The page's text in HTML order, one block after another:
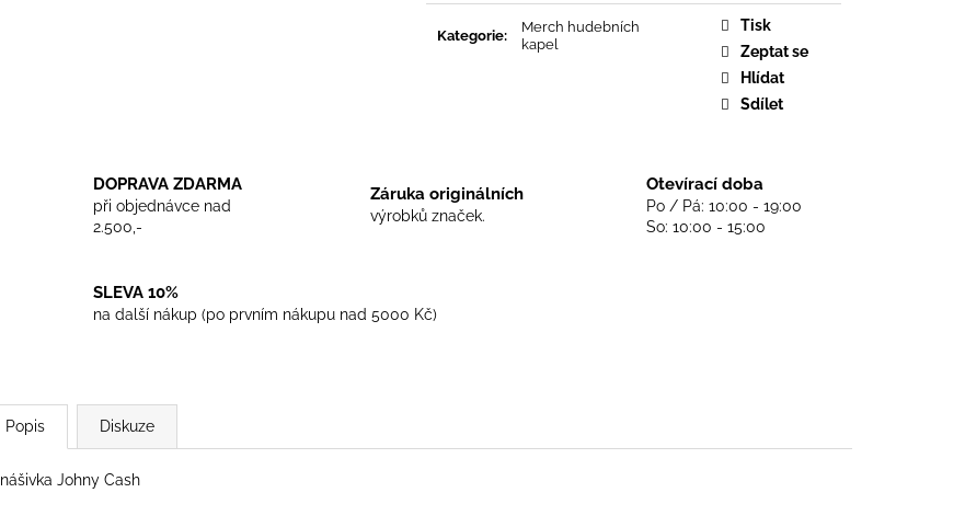
Kategorie:
Merch hudebních
kapel
Tisk
Zeptat se
Hlídat
Sdílet
DOPRAVA ZDARMA
při objednávce nad
2.500,-
Záruka originálních
výrobků značek.
Otevírací doba
Po / Pá: 10:00 - 19:00
So: 10:00 - 15:00
SLEVA 10%
na další nákup (po prvním nákupu nad 5000 Kč)
Popis Diskuze
nášivka Johny Cash
TRIKO SKINHEADS NEVER DIE - BLACK